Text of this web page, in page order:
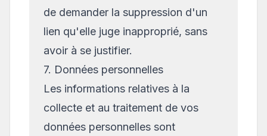
de demander la suppression d'un
lien qu'elle juge inapproprié, sans
avoir à se justifier.
7. Données personnelles
Les informations relatives à la
collecte et au traitement de vos
données personnelles sont